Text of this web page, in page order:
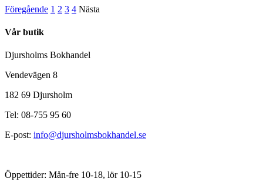
Föregående 1 2 3 4 Nästa
Vår butik
Djursholms Bokhandel
Vendevägen 8
182 69 Djursholm
Tel: 08-755 95 60
E-post: info@djursholmsbokhandel.se
Öppettider: Mån-fre 10-18, lör 10-15